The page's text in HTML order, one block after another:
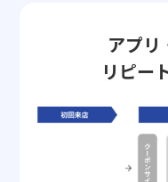
アプリ
リピー